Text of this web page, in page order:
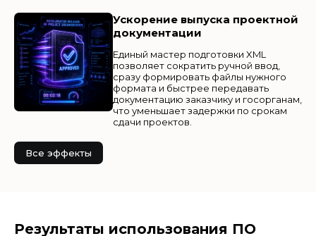
Ускорение выпуска проектной
документации
Единый мастер подготовки XML
позволяет сократить ручной ввод,
сразу формировать файлы нужного
формата и быстрее передавать
документацию заказчику и госорганам,
что уменьшает задержки по срокам
сдачи проектов.
Все эффекты
Результаты использования ПО